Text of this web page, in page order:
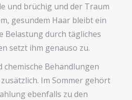
und brüchig und der Traum
gesundem Haar bleibt ein
Belastung durch tägliches
setzt ihm genauso zu.
Behandlungen
Im Sommer gehört
ebenfalls zu den